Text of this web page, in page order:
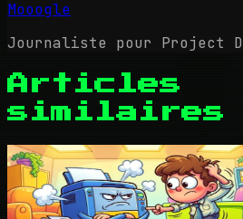
Mooogle
Journaliste pour Project
Articles
similaires